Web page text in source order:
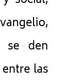
se den
las